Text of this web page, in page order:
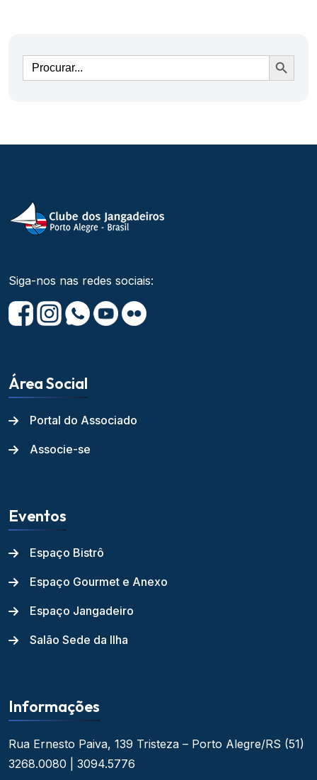
Ir
Siga-nos nas redes sociais:
Área Social
Portal do Associado
Associe-se
Eventos
Espaço Bistrô
Espaço Gourmet e Anexo
Espaço Jangadeiro
Salão Sede da Ilha
Informações
Rua Ernesto Paiva, 139 Tristeza – Porto Alegre/RS (51)
3268.0080 | 3094.5776